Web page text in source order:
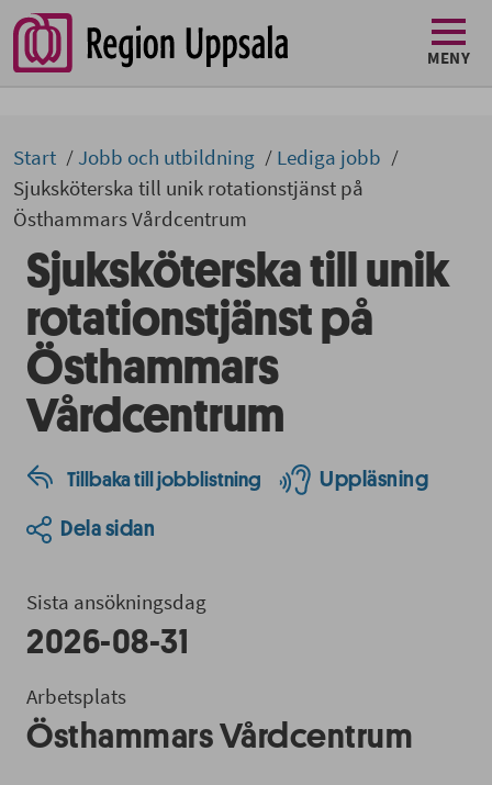
MENY
Start Jobb och utbildning
Lediga jobb
Sjuksköterska till unik rotationstjänst på
Östhammars Vårdcentrum
Sjuksköterska till unik
rotationstjänst på
Östhammars
Vårdcentrum
Tillbaka till jobblistning Uppläsning
Dela sidan
Sista ansökningsdag
2026-08-31
Arbetsplats
Östhammars Vårdcentrum